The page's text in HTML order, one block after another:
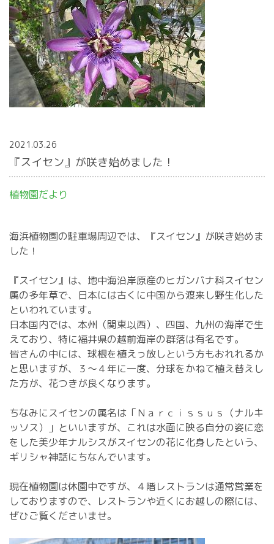
2021.03.26
『スイセン』が咲き始めました！
植物園だより
海浜植物園の駐車場周辺では、『スイセン』が咲き始めま
した！
『スイセン』は、地中海沿岸原産のヒガンバナ科スイセン
属の多年草で、日本には古くに中国から渡来し野生化した
といわれています。
日本国内では、本州（関東以西）、四国、九州の海岸で生
えており、特に福井県の越前海岸の群落は有名です。
皆さんの中には、球根を植えっ放しという方もおれれるか
と思いますが、３～４年に一度、分球をかねて植え替えし
た方が、花つきが良くなります。
ちなみにスイセンの属名は「Ｎａｒｃｉｓｓｕｓ（ナルキ
ッソス）」といいますが、これは水面に映る自分の姿に恋
をした美少年ナルシスがスイセンの花に化身したという、
ギリシャ神話にちなんでいます。
現在植物園は休園中ですが、４階レストランは通常営業を
しておりますので、レストランや近くにお越しの際には、
ぜひご覧くださいませ。